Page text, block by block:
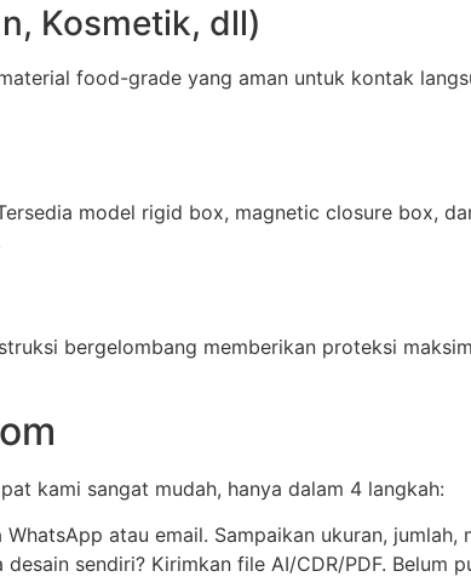
Kosmetik, dll)
food-grade yang aman untuk kontak
model rigid box, magnetic closure box,
bergelombang memberikan proteksi
kami sangat mudah, hanya dalam 4 langkah:
atau email. Sampaikan ukuran, jumlah,
sendiri? Kirimkan file AI/CDR/PDF. Belum